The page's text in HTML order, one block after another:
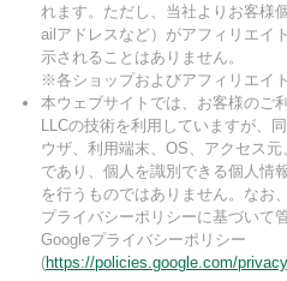
れます。ただし、当社よりお客様
ailアドレスなど）がアフィリエイ
示されることはありません。
※各ショップおよびアフィリエイ
本ウェブサイトでは、お客様のご
LLCの技術を利用していますが、
ウザ、利用端末、OS、アクセス
であり、個人を識別できる個人情
を行うものではありません。なお
プライバシーポリシーに基づいて
Googleプライバシーポリシー
(https://policies.google.com/privacy